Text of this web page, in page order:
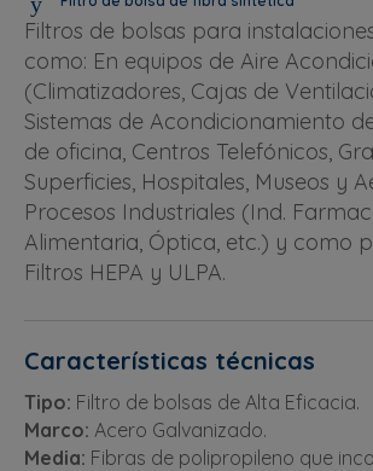
Filtros de bolsas para
como: En equipos de Aire
(Climatizadores, Cajas de
Sistemas de Acondicionamiento
de oficina, Centros Telefónicos,
Superficies, Hospitales, Museos y
Procesos Industriales (Ind.
Alimentaria, Óptica, etc.) y como
Filtros HEPA y ULPA.
Características técnicas
Tipo: Filtro de bolsas de Alta Eficacia.
Marco: Acero Galvanizado.
Media: Fibras de polipropileno que